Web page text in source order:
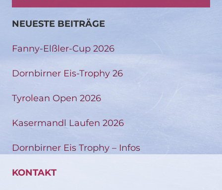
NEUESTE BEITRÄGE
Fanny-Elßler-Cup 2026
Dornbirner Eis-Trophy 26
Tyrolean Open 2026
Kasermandl Laufen 2026
Dornbirner Eis Trophy – Infos
KONTAKT